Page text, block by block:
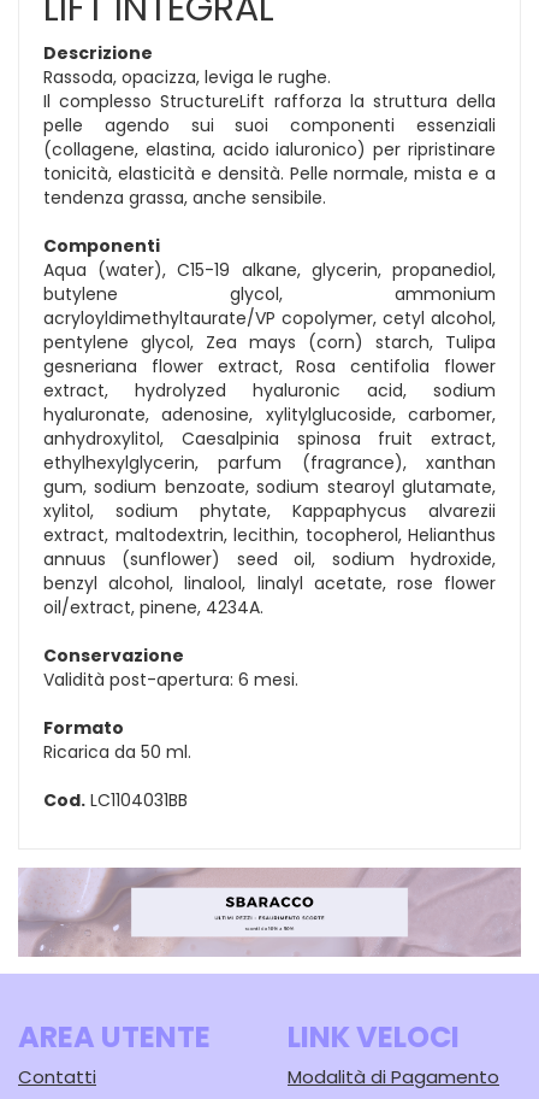
Descrizione
Rassoda, opacizza, leviga le rughe.
Il complesso StructureLift rafforza la struttura della
pelle agendo sui suoi componenti essenziali
(collagene, elastina, acido ialuronico) per ripristinare
tonicità, elasticità e densità. Pelle normale, mista e a
tendenza grassa, anche sensibile.
Componenti
Aqua (water), C15-19 alkane, glycerin, propanediol,
butylene glycol, ammonium
acryloyldimethyltaurate/VP copolymer, cetyl alcohol,
pentylene glycol, Zea mays (corn) starch, Tulipa
gesneriana flower extract, Rosa centifolia flower
extract, hydrolyzed hyaluronic acid, sodium
hyaluronate, adenosine, xylitylglucoside, carbomer,
anhydroxylitol, Caesalpinia spinosa fruit extract,
ethylhexylglycerin, parfum (fragrance), xanthan
gum, sodium benzoate, sodium stearoyl glutamate,
xylitol, sodium phytate, Kappaphycus alvarezii
extract, maltodextrin, lecithin, tocopherol, Helianthus
annuus (sunflower) seed oil, sodium hydroxide,
benzyl alcohol, linalool, linalyl acetate, rose flower
oil/extract, pinene, 4234A.
Conservazione
Validità post-apertura: 6 mesi.
Formato
Ricarica da 50 ml.
Cod. LC1104031BB
AREA UTENTE
Contatti
LINK VELOCI
Modalità di Pagamento